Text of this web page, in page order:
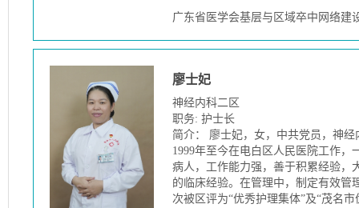
广东省医学会基层与区域卒中网络建
廖士妃
神经内科二区
职务: 护士长
简介： 廖士妃，女，中共党员，神
1999年至今在电白区人民医院工作
病人，工作能力强，善于积累经验，
的临床经验。在管理中，制定有效管
次被区评为“优秀护理集体”及“茂名